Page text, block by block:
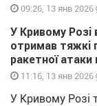
09:26, 13 янв 2026
У Кривому Розі
отримав тяжкі
ракетної
11:16, 13 янв 2026
У Кривому Розі